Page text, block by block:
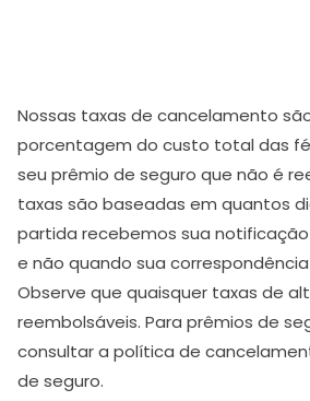
Nossas taxas de cancelamento
porcentagem do custo total das
seu prêmio de seguro que não é
taxas são baseadas em quantos
partida recebemos sua
e não quando sua
Observe que quaisquer taxas de
reembolsáveis. Para prêmios de
consultar a política de
de seguro.